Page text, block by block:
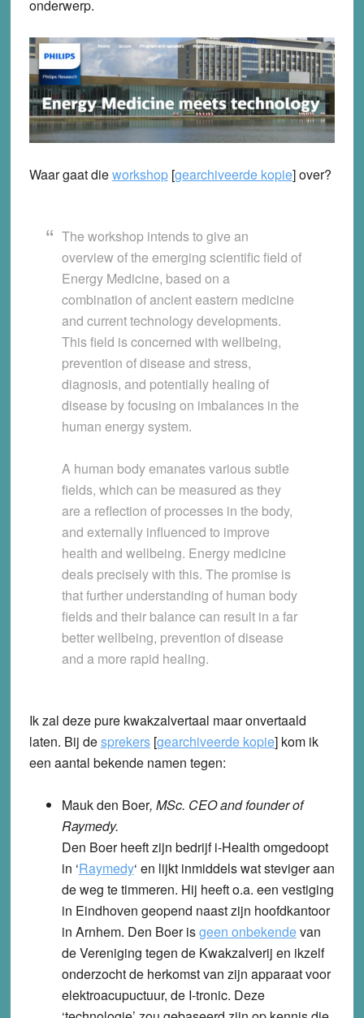
onderwerp.
Waar gaat dieworkshop[gearchiveerde kopie] over?
The workshop intends to give an
overview of the emerging scientific field of
Energy Medicine, based on a
combination of ancient eastern medicine
and current technology developments.
This field is concerned with wellbeing,
prevention of disease and stress,
diagnosis, and potentially healing of
disease by focusing on imbalances in the
human energy system.
A human body emanates various subtle
fields, which can be measured as they
are a reflection of processes in the body,
and externally influenced to improve
health and wellbeing. Energy medicine
deals precisely with this. The promise is
that further understanding of human body
fields and their balance can result in a far
better wellbeing, prevention of disease
and a more rapid healing.
Ik zal deze pure kwakzalvertaal maar onvertaald
laten. Bij desprekers[gearchiveerde kopie] kom ik
een aantal bekende namen tegen:
Mauk den Boer, MSc. CEO and founder of
Raymedy.
Den Boer heeft zijn bedrijf i-Health omgedoopt
in ‘Raymedy‘ en lijkt inmiddels wat steviger aan
de weg te timmeren. Hij heeft o.a. een vestiging
in Eindhoven geopend naast zijn hoofdkantoor
in Arnhem. Den Boer isgeen onbekendevan
de Vereniging tegen de Kwakzalverij en ikzelf
onderzocht de herkomst van zijn apparaat voor
elektroacupuctuur, de I-tronic. Deze